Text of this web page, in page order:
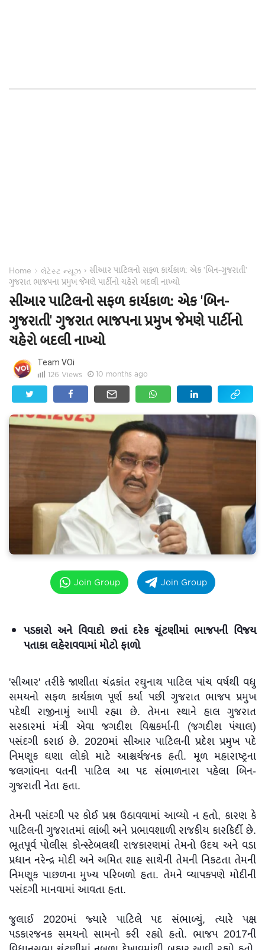
Home › લેટેસ્ટ ન્યૂઝ › સીઆર પાટિલનો સફળ કાર્યકાળ: એક 'બિન-ગુજરાતી'
ગુજરાત ભાજપના પ્રમુખ જેમણે પાર્ટીનો ચહેરો બદલી નાખ્યો
સીઆર પાટિલનો સફળ કાર્યકાળ: એક 'બિન-
ગુજરાતી' ગુજરાત ભાજપના પ્રમુખ જેમણે પાર્ટીનો
ચહેરો બદલી નાખ્યો
Team VOi
126 Views 10 months ago
Join Group Join Group
પડકારો અને વિવાદો છતાં દરેક ચૂંટણીમાં ભાજપની વિજય
પતાકા લહેરાવવામાં મોટો ફાળો
'સીઆર' તરીકે જાણીતા ચંદ્રકાંત રઘુનાથ પાટિલ પાંચ વર્ષથી વધુ
સમયનો સફળ કાર્યકાળ પૂર્ણ કર્યા પછી ગુજરાત ભાજપ પ્રમુખ
પદેથી રાજીનામું આપી રહ્યા છે. તેમના સ્થાને હાલ ગુજરાત
સરકારમાં મંત્રી એવા જગદીશ વિશ્વકર્માની (જગદીશ પંચાલ)
પસંદગી કરાઇ છે. 2020માં સીઆર પાટિલની પ્રદેશ પ્રમુખ પદે
નિમણૂક ઘણા લોકો માટે આશ્ચર્યજનક હતી. મૂળ મહારાષ્ટ્રના
જલગાંવના વતની પાટિલ આ પદ સંભાળનારા પહેલા બિન-
ગુજરાતી નેતા હતા.
તેમની પસંદગી પર કોઈ પ્રશ્ન ઉઠાવવામાં આવ્યો ન હતો, કારણ કે
પાટિલની ગુજરાતમાં લાંબી અને પ્રભાવશાળી રાજકીય કારકિર્દી છે.
ભૂતપૂર્વ પોલીસ કોન્સ્ટેબલથી રાજકારણમાં તેમનો ઉદય અને વડા
પ્રધાન નરેન્દ્ર મોદી અને અમિત શાહ સાથેની તેમની નિકટતા તેમની
નિમણૂક પાછળના મુખ્ય પરિબળો હતા. તેમને વ્યાપકપણે મોદીની
પસંદગી માનવામાં આવતા હતા.
જુલાઈ 2020માં જ્યારે પાટિલે પદ સંભાળ્યું, ત્યારે પક્ષ
પડકારજનક સમયનો સામનો કરી રહ્યો હતો. ભાજપ 2017ની